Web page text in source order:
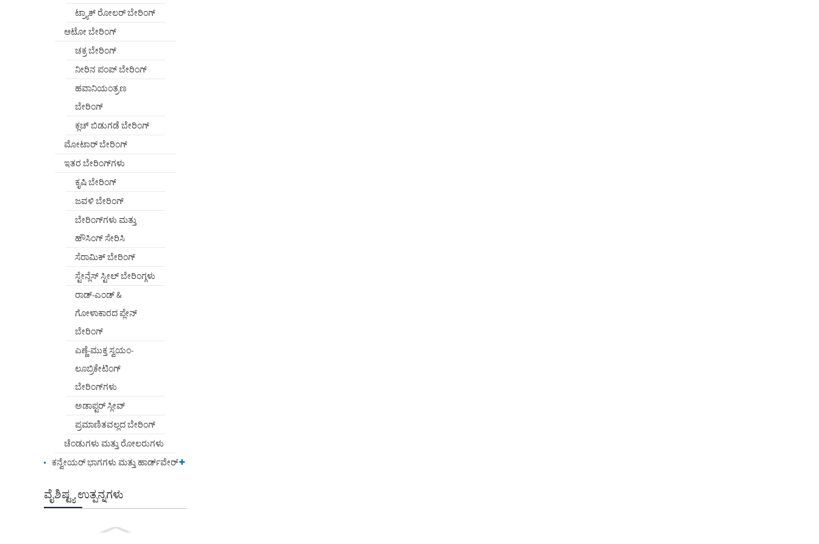
ಟ್ರ್ಯಾಕ್ ರೋಲರ್ ಬೇರಿಂಗ್
ಆಟೋ ಬೇರಿಂಗ್
ಚಕ್ರ ಬೇರಿಂಗ್
ನೀರಿನ ಪಂಪ್ ಬೇರಿಂಗ್
ಹವಾನಿಯಂತ್ರಣ
ಬೇರಿಂಗ್
ಕ್ಲಚ್ ಬಿಡುಗಡೆ ಬೇರಿಂಗ್
ಮೋಟಾರ್ ಬೇರಿಂಗ್
ಇತರ ಬೇರಿಂಗ್‌ಗಳು
ಕೃಷಿ ಬೇರಿಂಗ್
ಜವಳಿ ಬೇರಿಂಗ್
ಬೇರಿಂಗ್‌ಗಳು ಮತ್ತು
ಹೌಸಿಂಗ್ ಸೇರಿಸಿ
ಸೆರಾಮಿಕ್ ಬೇರಿಂಗ್
ಸ್ಟೇನ್ಲೆಸ್ ಸ್ಟೀಲ್ ಬೇರಿಂಗ್ಗಳು
ರಾಡ್-ಎಂಡ್ &
ಗೋಳಾಕಾರದ ಪ್ಲೇನ್
ಬೇರಿಂಗ್
ಎಣ್ಣೆ-ಮುಕ್ತ ಸ್ವಯಂ-
ಲೂಬ್ರಿಕೇಟಿಂಗ್
ಬೇರಿಂಗ್‌ಗಳು
ಅಡಾಪ್ಟರ್ ಸ್ಲೀವ್
ಪ್ರಮಾಣಿತವಲ್ಲದ ಬೇರಿಂಗ್
ಚೆಂಡುಗಳು ಮತ್ತು ರೋಲರುಗಳು
ಕನ್ವೇಯರ್ ಭಾಗಗಳು ಮತ್ತು ಹಾರ್ಡ್‌ವೇರ್
ವೈಶಿಷ್ಟ್ಯ ಉತ್ಪನ್ನಗಳು